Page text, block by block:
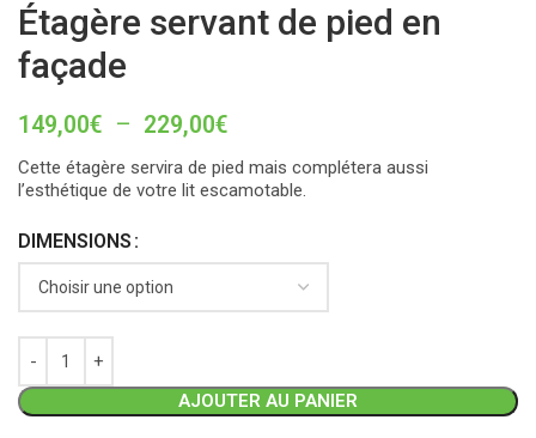
Étagère servant de pied en
façade
149,00€ – 229,00€
Cette étagère servira de pied mais complétera aussi
l’esthétique de votre lit escamotable.
DIMENSIONS
AJOUTER AU PANIER